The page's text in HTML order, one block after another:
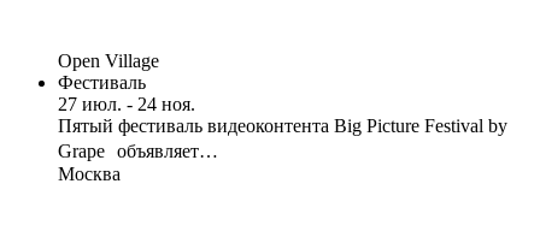
Open Village
Фестиваль
27 июл. - 24 ноя.
Пятый фестиваль видеоконтента Big Picture Festival by
Grape объявляет…
Москва